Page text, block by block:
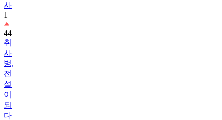
사
1
44
취
사
병,
전
설
이
되
다